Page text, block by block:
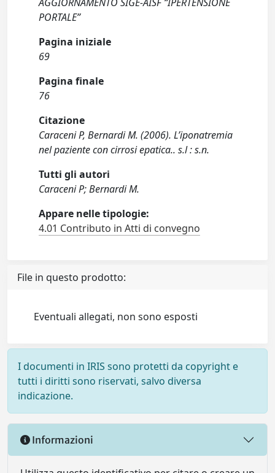
PORTALE”
Pagina iniziale
69
Pagina finale
76
Citazione
Caraceni P, Bernardi M. (2006). L’iponatremia
nel paziente con cirrosi epatica.. s.l : s.n.
Tutti gli autori
Caraceni P; Bernardi M.
Appare nelle tipologie:
4.01 Contributo in Atti di convegno
File in questo prodotto:
Eventuali allegati, non sono esposti
I documenti in IRIS sono protetti da copyright e
tutti i diritti sono riservati, salvo diversa
indicazione.
Informazioni